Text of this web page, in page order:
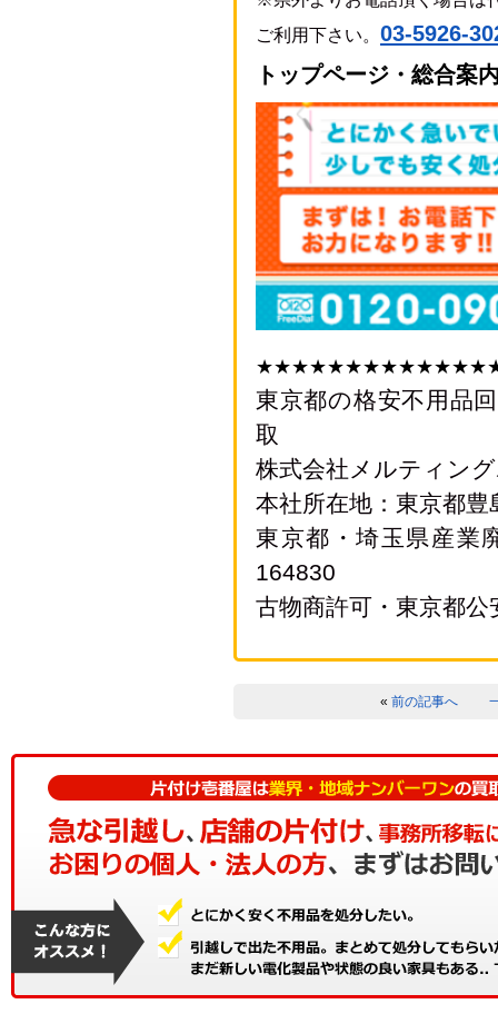
ご利用下さい。 03-5926-
トップページ・総合案
東京都の格安不用品
取
株式会社メルティン
本社所在地：東京都
東京都・埼玉県産業
164830
古物商許可・東京都
« 前の記事へ